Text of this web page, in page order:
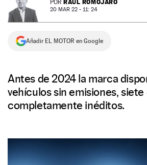
NEWSLETTER
SÍGUENOS
POR RAÚL ROMOJARO
20 MAR 22 - 11: 24
Añadir EL MOTOR en Google
Antes de 2024 la marca
vehículos sin emisiones, siete
completamente inéditos.